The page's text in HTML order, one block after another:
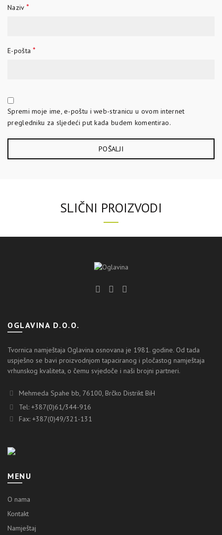
Naziv *
E-pošta*
Spremi moje ime, e-poštu i web-stranicu u ovom internet
pregledniku za sljedeći put kada budem komentirao.
SLIČNI PROIZVODI
OGLAVINA D.O.O.
Tvornica namještaja Oglavina osnovana je 1981. godine. Od tada
uspješno se bavi proizvodnjom tapaciranog i pločastog namještaja
vrhunskog kvaliteta, o čemu svjedoče i naši brojni partneri.
Mehmeda Spahe bb, 76100, Brčko Distrikt BiH
Tel: +387(0)61/344-916
Fax: +387(0)49/321-131
MENU
O nama
Kontakt
Namještaj